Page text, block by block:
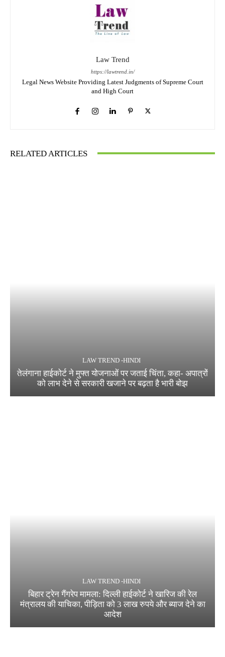
Law Trend
https://lawtrend.in/
Legal News Website Providing Latest Judgments of Supreme Court
and High Court
RELATED ARTICLES
LAW TREND -HINDI
तेलंगाना हाईकोर्ट ने मुफ्त योजनाओं पर जताई चिंता, कहा- अपात्रों
को लाभ देने से सरकारी खजाने पर बढ़ता है भारी बोझ
LAW TREND -HINDI
बिहार ट्रेन गैंगरेप मामला: दिल्ली हाईकोर्ट ने खारिज की रेल
मंत्रालय की याचिका, पीड़िता को 3 लाख रुपये और ब्याज देने का
आदेश